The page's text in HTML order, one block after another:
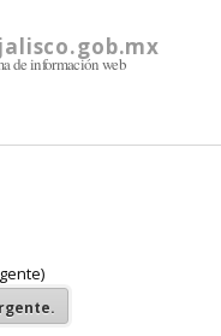
de información web